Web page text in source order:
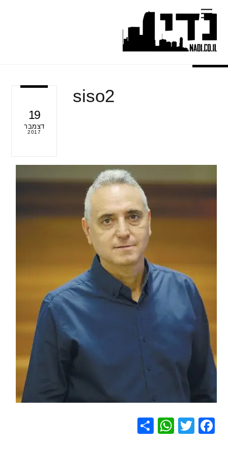
content
Menu
19
דצמבר
2017
siso2
F
T
W